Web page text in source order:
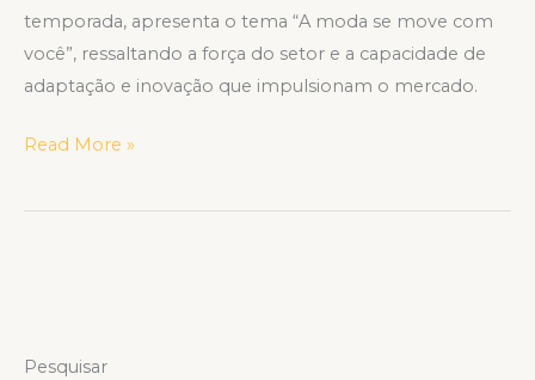
temporada, apresenta o tema “A moda se move com
você”, ressaltando a força do setor e a capacidade de
adaptação e inovação que impulsionam o mercado.
Read More »
Pesquisar